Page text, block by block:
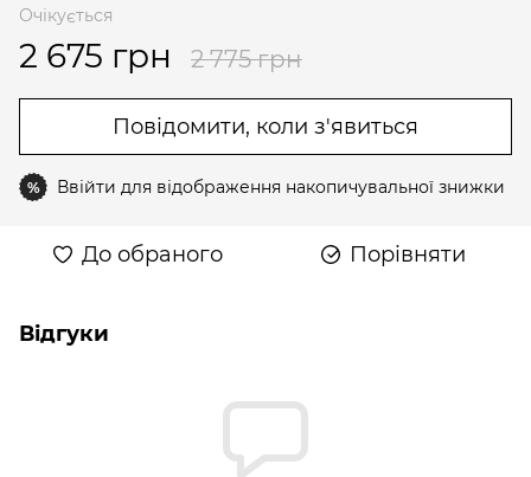
Очікується
2 675 грн 2 775 грн
Повідомити, коли з'явиться
% Ввійти для відображення накопичувальної знижки
До обраного Порівняти
Відгуки